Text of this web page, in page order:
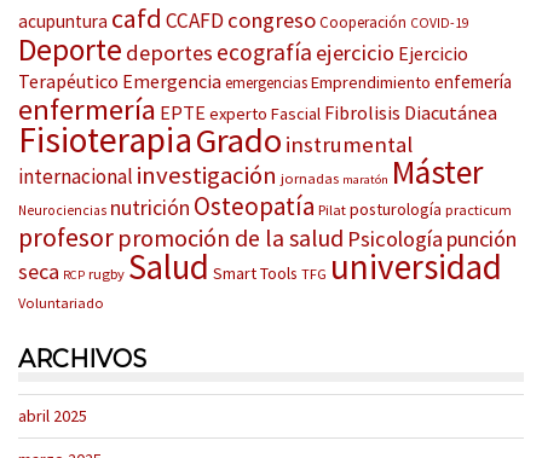
acupuntura cafd CCAFDcongresoCooperación COVID-19
Deporte deportes ecografía ejercicio Ejercicio
Terapéutico EmergenciaemergenciasEmprendimiento enfemería
enfermería EPTE experto Fascial Fibrolisis Diacutánea
FisioterapiaGrado instrumental
internacional investigación jornadas maratón Máster
Neurociencias nutrición Osteopatía Pilat posturología practicum
profesor promoción de la salud Psicología punción
seca RCP rugby Salud Smart Tools TFG universidad
Voluntariado
ARCHIVOS
abril 2025